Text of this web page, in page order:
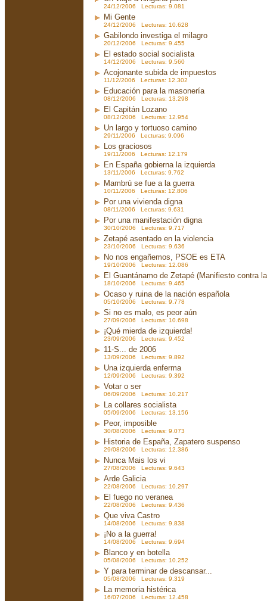
24/12/2006 Lecturas: 9.081
Mi Gente
24/12/2006 Lecturas: 10.628
Gabilondo investiga el milagro
20/12/2006 Lecturas: 9.455
El estado social socialista
14/12/2006 Lecturas: 9.560
Acojonante subida de impuestos
11/12/2006 Lecturas: 12.302
Educación para la masonería
08/12/2006 Lecturas: 13.298
El Capitán Lozano
08/12/2006 Lecturas: 12.954
Un largo y tortuoso camino
29/11/2006 Lecturas: 9.096
Los graciosos
19/11/2006 Lecturas: 12.179
En España gobierna la izquierda
13/11/2006 Lecturas: 9.762
Mambrú se fue a la guerra
10/11/2006 Lecturas: 12.806
Por una vivienda digna
08/11/2006 Lecturas: 9.631
Por una manifestación digna
30/10/2006 Lecturas: 9.717
Zetapé asentado en la violencia
23/10/2006 Lecturas: 9.636
No nos engañemos, PSOE es ETA
19/10/2006 Lecturas: 12.086
El Guantánamo de Zetapé (Manifiesto contra
18/10/2006 Lecturas: 9.465
Ocaso y ruina de la nación española
05/10/2006 Lecturas: 9.778
Si no es malo, es peor aún
27/09/2006 Lecturas: 10.698
¡Qué mierda de izquierda!
23/09/2006 Lecturas: 9.452
11-S... de 2006
13/09/2006 Lecturas: 9.892
Una izquierda enferma
12/09/2006 Lecturas: 9.392
Votar o ser
06/09/2006 Lecturas: 10.217
La collares socialista
05/09/2006 Lecturas: 13.156
Peor, imposible
30/08/2006 Lecturas: 9.073
Historia de España, Zapatero suspenso
29/08/2006 Lecturas: 12.386
Nunca Mais los vi
27/08/2006 Lecturas: 9.643
Arde Galicia
22/08/2006 Lecturas: 10.297
El fuego no veranea
22/08/2006 Lecturas: 9.436
Que viva Castro
14/08/2006 Lecturas: 9.838
¡No a la guerra!
14/08/2006 Lecturas: 9.694
Blanco y en botella
05/08/2006 Lecturas: 10.252
Y para terminar de descansar...
05/08/2006 Lecturas: 9.319
La memoria histérica
16/07/2006 Lecturas: 12.458